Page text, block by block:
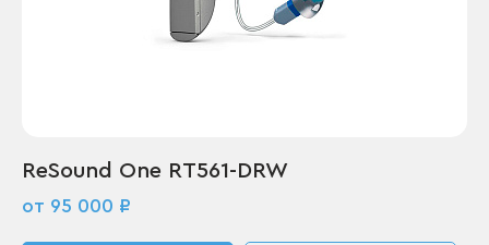
ReSound One RT561-DRW
от 95 000 ₽